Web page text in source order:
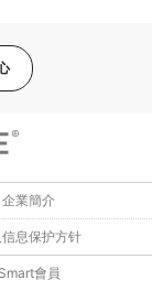
企業簡介
息保护方针
Smart會員